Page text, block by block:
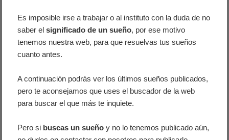
Es imposible irse a trabajar o al instituto con la duda de no
saber elsignificado de un sueño, por ese motivo
tenemos nuestra web, para que resuelvas tus sueños
cuanto antes.
A continuación podrás ver los últimos sueños publicados,
pero te aconsejamos que uses el buscador de la web
para buscar el que más te inquiete.
Pero si buscas un sueño y no lo tenemos publicado aún,